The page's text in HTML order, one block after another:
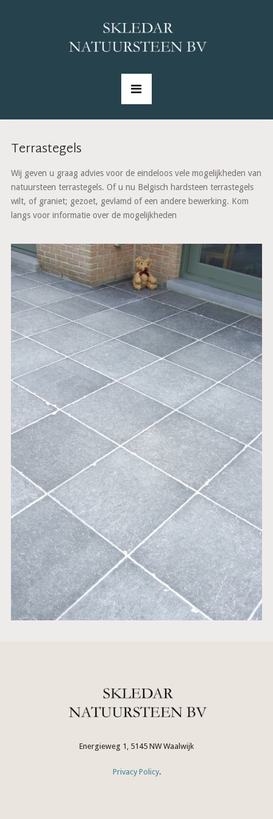
Terrastegels
Wij geven u graag advies voor de eindeloos vele mogelijkheden van
natuursteen terrastegels. Of u nu Belgisch hardsteen terrastegels
wilt, of graniet; gezoet, gevlamd of een andere bewerking. Kom
langs voor informatie over de mogelijkheden
Energieweg 1, 5145 NW Waalwijk
Privacy Policy.